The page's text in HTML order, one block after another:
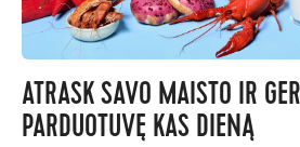
ATRASK SAVO MAISTO IR
PARDUOTUVĘ KAS DIENĄ